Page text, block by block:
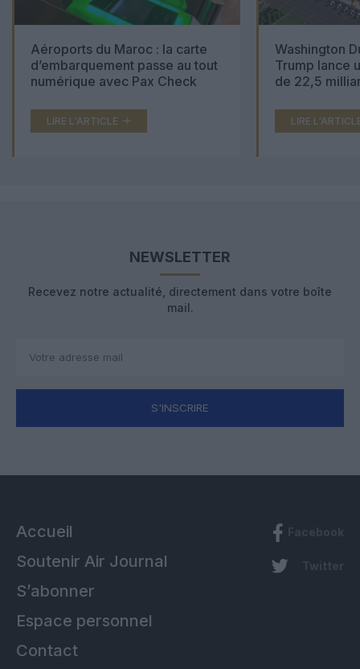
Aéroports du Maroc : la carte
d’embarquement passe au tout
numérique avec Pax Check
LIRE L'ARTICLE
Washington
Trump lance
de 22,5
LIRE
NEWSLETTER
Recevez notre actualité, directement dans votre boîte
mail.
S'INSCRIRE
Accueil
Soutenir Air Journal
S’abonner
Espace personnel
Contact